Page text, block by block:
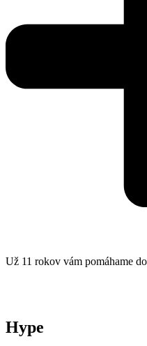
Už 11 rokov vám pomáhame
Hype